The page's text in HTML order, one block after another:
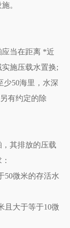
。
当在距离 *近
施压载水置换;
少50海里，水深
有约定的除
其排放的压载
微米的存活水
大于等于10微